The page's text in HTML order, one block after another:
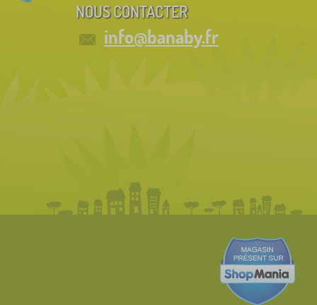
NOUS CONTACTER
info@banaby.fr